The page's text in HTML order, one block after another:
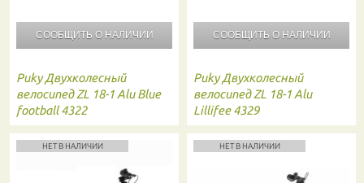
СООБЩИТЬ О НАЛИЧИИ
Puky Двухколесный
велосипед ZL 18-1 Alu Blue
football 4322
СООБЩИТЬ О НАЛИЧИИ
Puky Двухколесный
велосипед ZL 18-1 Alu
Lillifee 4329
НЕТ В НАЛИЧИИ НЕТ В НАЛИЧИИ